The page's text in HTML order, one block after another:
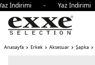
İndirimi - Yaz
Anasayfa Erkek Aksesuar Şapka